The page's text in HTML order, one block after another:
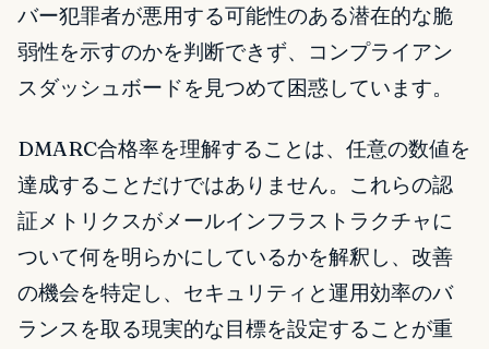
バー犯罪者が悪用する可能性のある潜在的な脆
弱性を示すのかを判断できず、コンプライアン
スダッシュボードを見つめて困惑しています。
DMARC合格率を理解することは、任意の数値を
達成することだけではありません。これらの認
証メトリクスがメールインフラストラクチャに
ついて何を明らかにしているかを解釈し、改善
の機会を特定し、セキュリティと運用効率のバ
ランスを取る現実的な目標を設定することが重